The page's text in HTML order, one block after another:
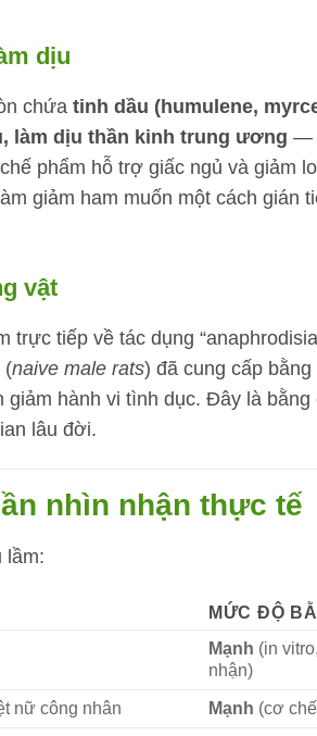
dịu
chứa tinh dầu (humulene,
làm dịu thần kinh trung ương —
phẩm hỗ trợ giấc ngủ và giảm
giảm ham muốn một cách gián
vật
tiếp về tác dụng
(naive male rats) đã cung cấp
hành vi tình dục. Đây là bằng
lâu đời.
nhìn nhận thực tế
lầm:
MỨC ĐỘ
Mạnh (in
nhận)
nữ công nhân Mạnh (cơ